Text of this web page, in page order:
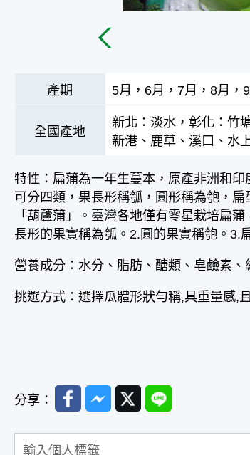
產期 5月，6月，7月，8月，
全國產地
新北：淡水，彰化：竹
新港、鹿草、溪口、水
特性：扁蒲為一年生蔓本，原產非洲和
可分四類，果長形稱瓠，圓形稱為匏，
「葫蘆蒲」。臺灣各地僅有零星栽培扁
長形的果實稱為瓠。2.圓的果實稱匏。3.
營養成分：水分、脂肪、醣類、皂鹼素
挑選方式：選擇瓜體形狀勻稱,具重量感,
分享：
FacebookMessenger
TwitterLine